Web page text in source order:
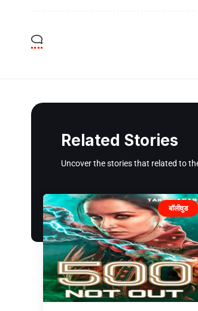
Related Stories
Uncover the stories that related to
बॉलीवुड